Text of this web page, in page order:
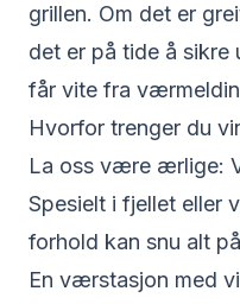
grillen. Om det er
det er på tide å sikre
får vite fra
Hvorfor trenger du
La oss være ærlige:
Spesielt i fjellet eller
forhold kan snu alt
En værstasjon med